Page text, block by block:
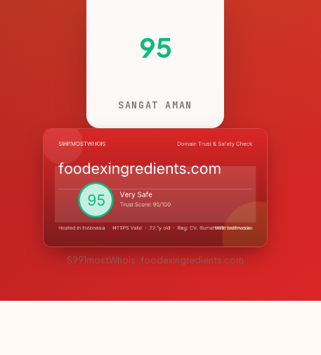
95
SANGAT AMAN
S991mostWhois · foodexingredients.com